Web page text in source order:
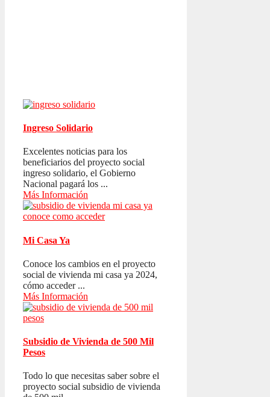
Ingreso Solidario
Excelentes noticias para los
beneficiarios del proyecto social
ingreso solidario, el Gobierno
Nacional pagará los ...
Más Información
Mi Casa Ya
Conoce los cambios en el proyecto
social de vivienda mi casa ya 2024,
cómo acceder ...
Más Información
Subsidio de Vivienda de 500 Mil
Pesos
Todo lo que necesitas saber sobre el
proyecto social subsidio de vivienda